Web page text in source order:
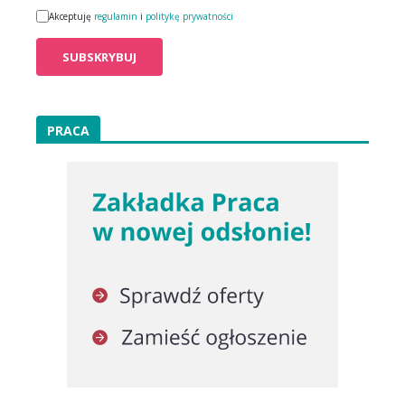
Akceptuję regulamin i politykę prywatności
PRACA